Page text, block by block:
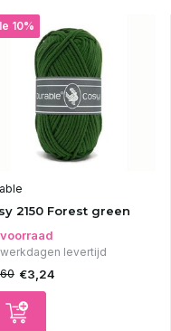
10%
2150 Forest green
werkdagen levertijd
€3,24